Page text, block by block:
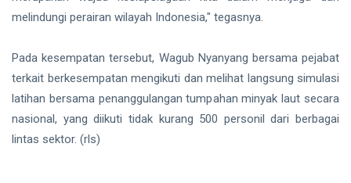
melindungi perairan wilayah Indonesia," tegasnya.
Pada kesempatan tersebut, Wagub Nyanyang bersama pejabat
terkait berkesempatan mengikuti dan melihat langsung simulasi
latihan bersama penanggulangan tumpahan minyak laut secara
nasional, yang diikuti tidak kurang 500 personil dari berbagai
lintas sektor. (rls)